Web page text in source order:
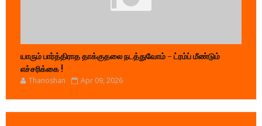
யாரும் பார்த்திராத தாக்குதலை நடத்துவோம் - ட்ரம்ப் மீண்டும்
எச்சரிக்கை !
Thanoshan Apr 09, 2026